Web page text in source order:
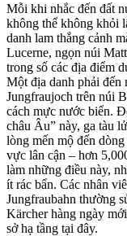
Mỗi khi nhắc đến đất
không thể không khỏi
danh lam thắng cảnh
Lucerne, ngọn núi
trong số các địa điểm
Một địa danh phải đến
Jungfraujoch trên núi
cách mực nước biển.
châu Âu” này, ga tàu
lòng mến mộ đến
vực lân cận – hơn
làm những điều này,
ít rác bẩn. Các nhân
Jungfraubahn thường
Kärcher hàng ngày
sở hạ tầng tại đây.